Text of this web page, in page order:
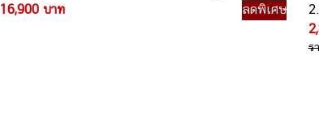
16,900 บาท
ลดพิเศษ
ร